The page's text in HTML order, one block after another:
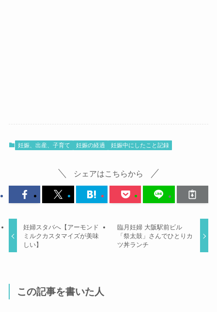
妊娠、出産、子育て 妊娠の経過 妊娠中にしたこと記録
シェアはこちらから
妊婦スタバへ【アーモンド
ミルクカスタマイズが美味
しい】
臨月妊婦 大阪駅前ビル
「祭太鼓」さんでひとりカ
ツ丼ランチ
この記事を書いた人